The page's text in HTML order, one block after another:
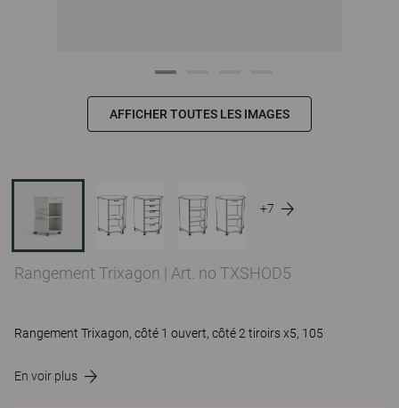
AFFICHER TOUTES LES IMAGES
+7
Rangement Trixagon | Art. no TXSHOD5
Rangement Trixagon, côté 1 ouvert, côté 2 tiroirs x5, 105
En voir plus